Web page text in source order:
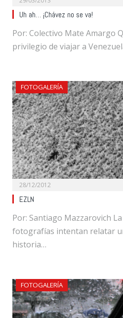
Uh ah… ¡Chávez no se va!
Por: Colectivo Mate Amargo
privilegio de viajar a
FOTOGALERÍA
28/12/2012
EZLN
Por: Santiago Mazzarovich
fotografías intentan relatar
historia…
FOTOGALERÍA